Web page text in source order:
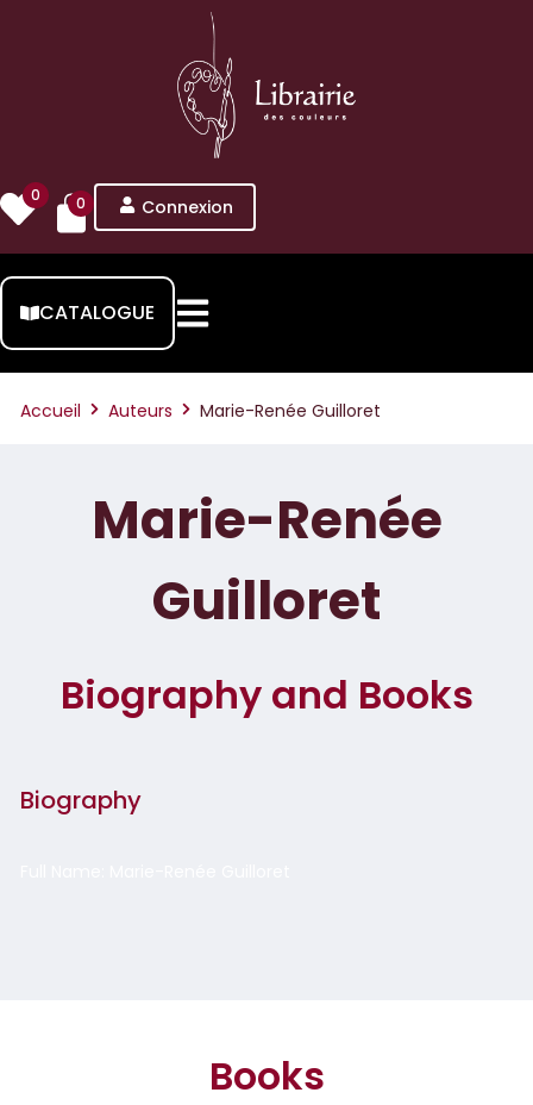
0 0 Connexion
CATALOGUE
Accueil Auteurs Marie-Renée Guilloret
Marie-Renée
Guilloret
Biography and Books
Biography
Books